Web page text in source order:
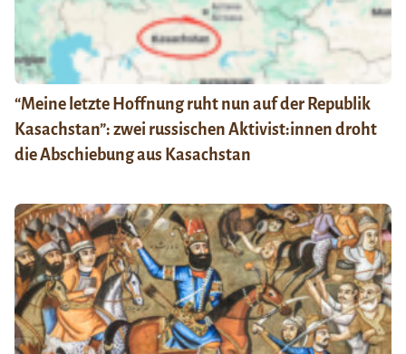
“Meine letzte Hoffnung ruht nun auf der Republik
Kasachstan”: zwei russischen Aktivist:innen droht
die Abschiebung aus Kasachstan